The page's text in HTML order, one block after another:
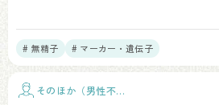
# 無精子 # マーカー・遺伝子
そのほか（男性不